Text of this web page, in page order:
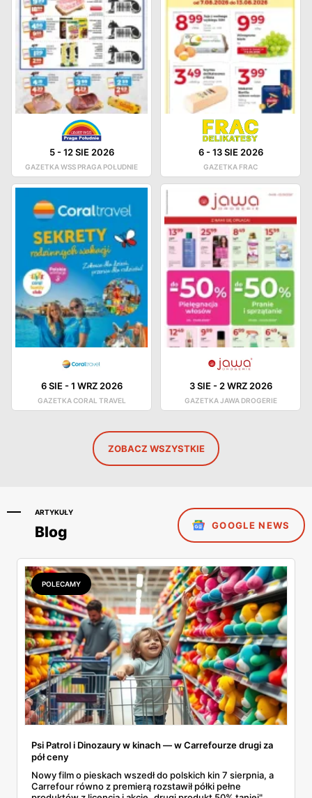
5-12 SIE 2026
GAZETKA WSS PRAGA POŁUDNIE
6-13 SIE 2026
GAZETKA FRAC
6 SIE-1 WRZ 2026
GAZETKA CORAL TRAVEL
3 SIE-2 WRZ 2026
GAZETKA JAWA DROGERIE
ZOBACZ WSZYSTKIE
ARTYKUŁY
Blog GOOGLE NEWS
POLECAMY
Psi Patrol i Dinozaury w kinach — w Carrefourze drugi za
pół ceny
Nowy film o pieskach wszedł do polskich kin 7 sierpnia, a
Carrefour równo z premierą rozstawił półki pełne